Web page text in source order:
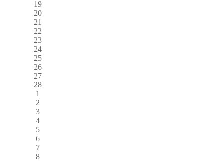
19
20
21
22
23
24
25
26
27
28
1
2
3
4
5
6
7
8